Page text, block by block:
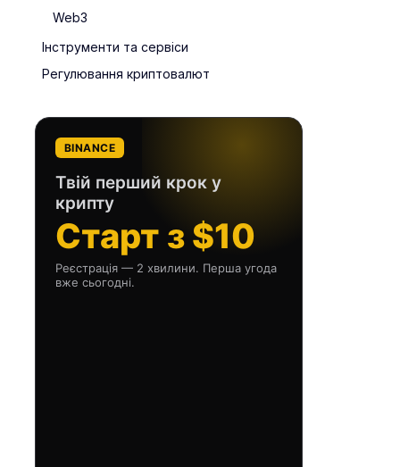
Web3
Інструменти та сервіси
Регулювання криптовалют
BINANCE
Твій перший крок у
крипту
Старт з $10
Реєстрація — 2 хвилини. Перша угода
вже сьогодні.